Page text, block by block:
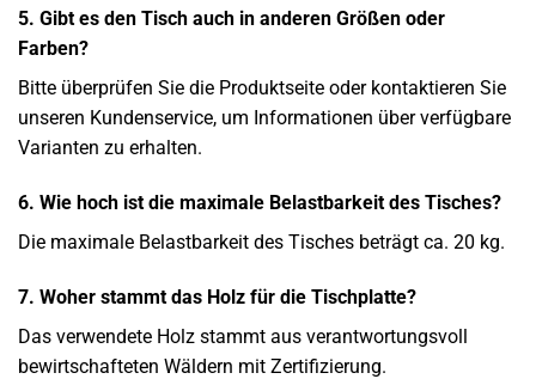
5. Gibt es den Tisch auch in anderen Größen oder
Farben?
Bitte überprüfen Sie die Produktseite oder kontaktieren Sie
unseren Kundenservice, um Informationen über verfügbare
Varianten zu erhalten.
6. Wie hoch ist die maximale Belastbarkeit des Tisches?
Die maximale Belastbarkeit des Tisches beträgt ca. 20 kg.
7. Woher stammt das Holz für die Tischplatte?
Das verwendete Holz stammt aus verantwortungsvoll
bewirtschafteten Wäldern mit Zertifizierung.